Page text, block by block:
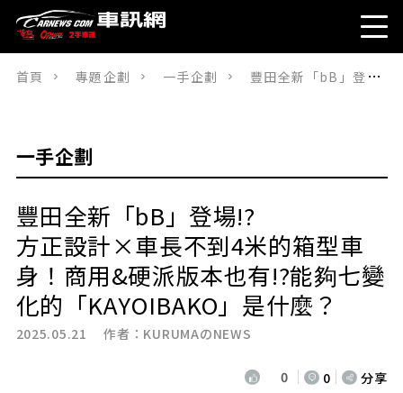
首頁 專題企劃 一手企劃 豐田全新「bB」登場!?方正設計×車長不到4米的箱型車身！商用&硬派版本也有!?能夠七變化的「KAYOIBAKO」是什麼？
一手企劃
豐田全新「bB」登場!?
方正設計×車長不到4米的箱型車
身！商用&硬派版本也有!?能夠七變
化的「KAYOIBAKO」是什麼？
2025.05.21 作者： KURUMAのNEWS
0 0 分享